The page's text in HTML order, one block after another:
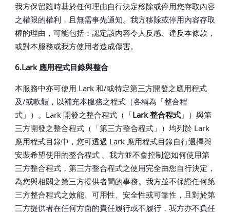
我方保留隨時基於任何理由自行決定移除或停用您存取內容
之權限的權利，且無需事先通知。我方移除或停用內容存取
權的理由，可能包括：認定該內容令人反感、違反本條款，
或對本服務或我方使用者造成傷害。
6.Lark 應用程式目錄與整合
本服務中亦可使用 Lark 和/或特定第三方開發之應用程式
及/或軟體，以補充本服務之程式（各稱為「整合程
式」）。Lark 開發之整合程式（「Lark 整合程式」）與第
三方開發之整合程式（「第三方整合程式」）均列於 Lark
應用程式目錄中，您可透過 Lark 應用程式目錄自行選擇與
安裝希望使用的整合程式 。我方並不會控制您如何使用第
三方整合程式，第三方整合程式之使用完全由您自行決定，
為您與相關之第三方提供者間的事務。我方並不保證任何第
三方整合程式之效能、可用性、安全性或可靠性，且對於第
三方提供者在任何方面的責任履行或不履行，我方亦不負任